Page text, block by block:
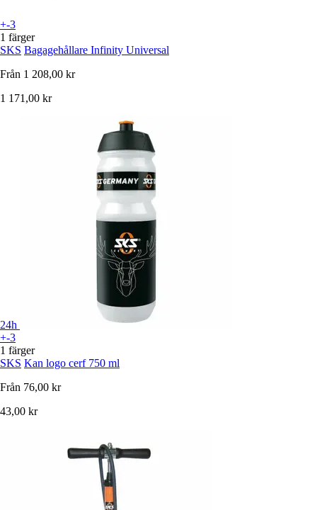
+-3
1 färger
SKS Bagagehållare Infinity Universal
Från 1 208,00 kr
1 171,00 kr
24h
+-3
1 färger
SKS Kan logo cerf 750 ml
Från 76,00 kr
43,00 kr